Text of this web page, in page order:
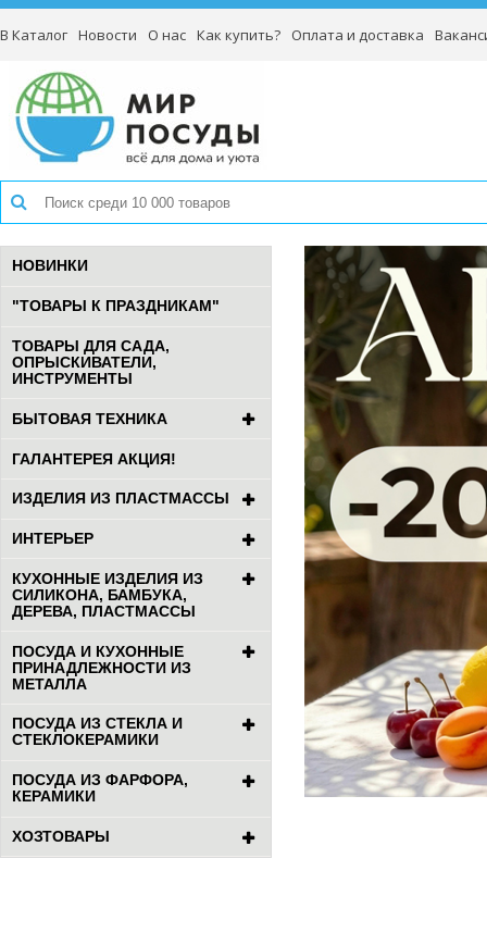
В Каталог Новости О нас Как купить? Оплата и доставка
НОВИНКИ
"ТОВАРЫ К ПРАЗДНИКАМ"
ТОВАРЫ ДЛЯ САДА,
ОПРЫСКИВАТЕЛИ,
ИНСТРУМЕНТЫ
БЫТОВАЯ ТЕХНИКА
ГАЛАНТЕРЕЯ АКЦИЯ!
ИЗДЕЛИЯ ИЗ ПЛАСТМАССЫ
ИНТЕРЬЕР
КУХОННЫЕ ИЗДЕЛИЯ ИЗ
СИЛИКОНА, БАМБУКА,
ДЕРЕВА, ПЛАСТМАССЫ
ПОСУДА И КУХОННЫЕ
ПРИНАДЛЕЖНОСТИ ИЗ
МЕТАЛЛА
ПОСУДА ИЗ СТЕКЛА И
СТЕКЛОКЕРАМИКИ
ПОСУДА ИЗ ФАРФОРА,
КЕРАМИКИ
ХОЗТОВАРЫ